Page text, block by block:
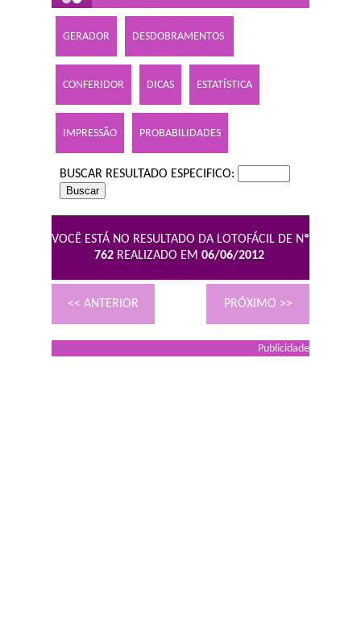
GERADOR DESDOBRAMENTOS
CONFERIDOR DICAS ESTATÍSTICA
IMPRESSÃO PROBABILIDADES
BUSCAR RESULTADO ESPECIFICO:
VOCÊ ESTÁ NO RESULTADO DA LOTOFÁCIL DE Nº
762 REALIZADO EM 06/06/2012
<< ANTERIOR PRÓXIMO >>
Publicidade